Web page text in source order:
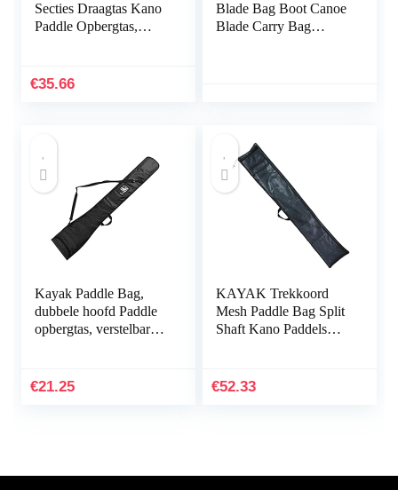
Secties Draagtas Kano
Paddle Opbergtas,
93x22x4cm
€35.66
Blade Bag Boot Canoe
Blade Carry Bag
Kayak Paddle Bag,
dubbele hoofd Paddle
opbergtas, verstelbare
voor 2-delige…
€21.25
KAYAK Trekkoord
Mesh Paddle Bag Split
Shaft Kano Paddels
Bag
€52.33